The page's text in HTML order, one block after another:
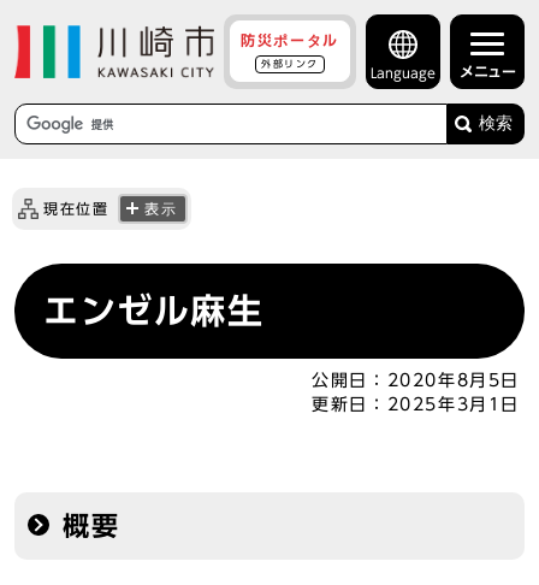
防災ポータル
外部リンク
Language メニュー
検索
現在位置 表示
エンゼル麻生
公開日：
2020年8月5日
更新日：
2025年3月1日
概要